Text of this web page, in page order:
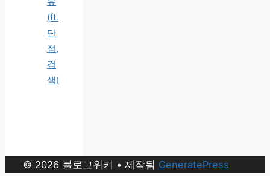
(ft.
단
점,
검
색)
© 2026 블로그위키 • 제작됨 GeneratePress